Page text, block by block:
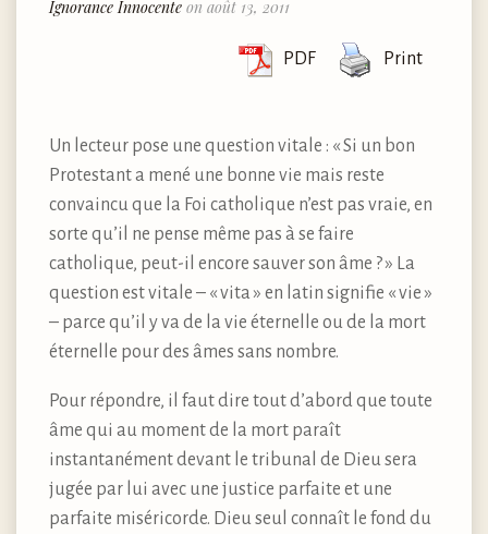
Ignorance Innocente on août 13, 2011
PDF Print
Un lecteur pose une question vitale : « Si un bon
Protestant a mené une bonne vie mais reste
convaincu que la Foi catholique n’est pas vraie, en
sorte qu’il ne pense même pas à se faire
catholique, peut-il encore sauver son âme ? » La
question est vitale – « vita » en latin signifie « vie »
– parce qu’il y va de la vie éternelle ou de la mort
éternelle pour des âmes sans nombre.
Pour répondre, il faut dire tout d’abord que toute
âme qui au moment de la mort paraît
instantanément devant le tribunal de Dieu sera
jugée par lui avec une justice parfaite et une
parfaite miséricorde. Dieu seul connaît le fond du